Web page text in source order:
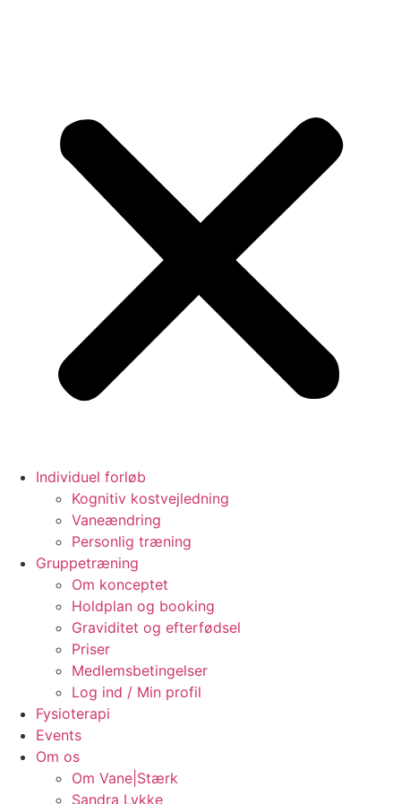
Individuel forløb
Kognitiv kostvejledning
Vaneændring
Personlig træning
Gruppetræning
Om konceptet
Holdplan og booking
Graviditet og efterfødsel
Priser
Medlemsbetingelser
Log ind / Min profil
Fysioterapi
Events
Om os
Om Vane|Stærk
Sandra Lykke